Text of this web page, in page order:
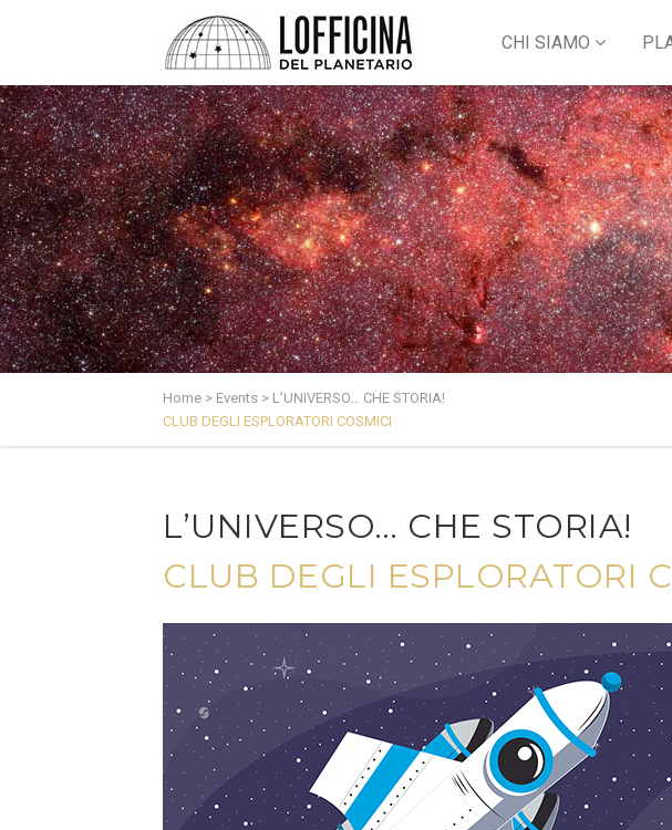
CHI SIAMO
Home > Events > L’UNIVERSO… CHE STORIA!
CLUB DEGLI ESPLORATORI COSMICI
L’UNIVERSO… CHE STORIA!
CLUB DEGLI ESPLORATORI